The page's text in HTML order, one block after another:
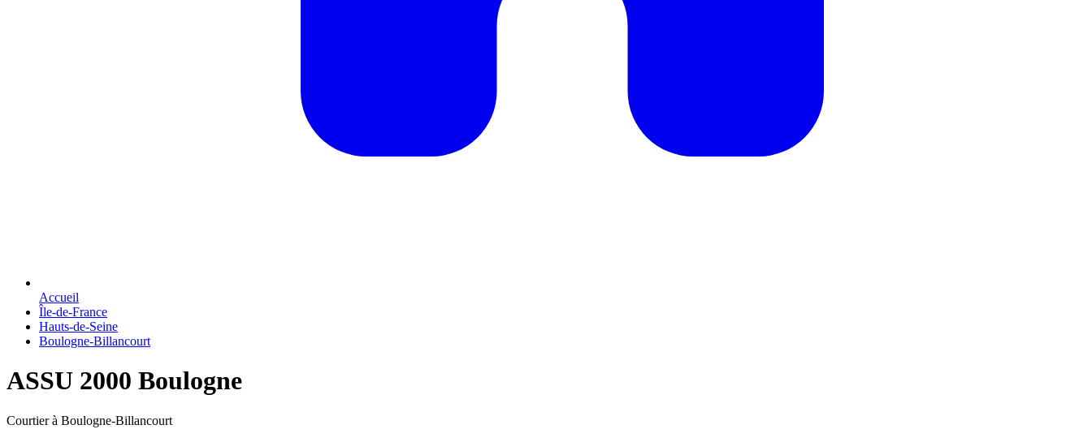
Accueil
Île-de-France
Hauts-de-Seine
Boulogne-Billancourt
ASSU 2000 Boulogne
Courtier à Boulogne-Billancourt